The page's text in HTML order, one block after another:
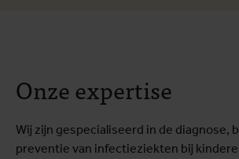
Onze expertise
Wij zijn gespecialiseerd in de diagnose,
preventie van infectieziekten bij